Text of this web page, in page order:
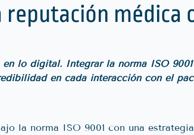
reputación médica
lo digital. Integrar la norma ISO
en cada interacción con el
la norma ISO 9001 con una